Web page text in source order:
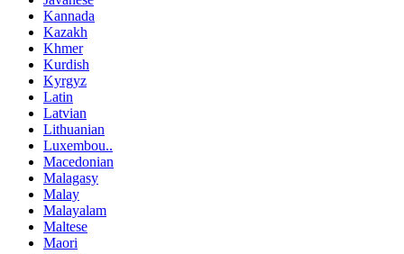
Kannada
Kazakh
Khmer
Kurdish
Kyrgyz
Latin
Latvian
Lithuanian
Luxembou..
Macedonian
Malagasy
Malay
Malayalam
Maltese
Maori